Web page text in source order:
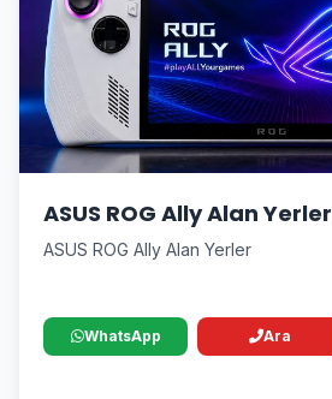
ASUS ROG Ally Alan Yerler
ASUS ROG Ally Alan Yerler
WhatsApp Ara